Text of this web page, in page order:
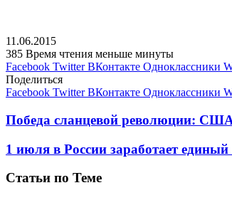
11.06.2015
385 Время чтения меньше минуты
Facebook Twitter ВКонтакте Одноклассники
Поделиться
Facebook Twitter ВКонтакте Одноклассники
Победа сланцевой революции:
1 июля в России заработает
Статьи по Теме